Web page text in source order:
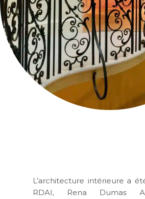
L’architecture intérieure a
RDAI, Rena Dumas